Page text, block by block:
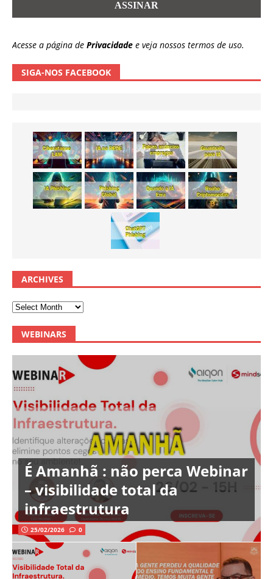
Acesse a página de Privacidade e veja nossos termos de uso.
SIGA-NOS FACEBOOK
ARCHIVES
WEBINARS
É Amanhã : não perca Webinar
– visibilidade total da
infraestrutura
25/02/2026 0